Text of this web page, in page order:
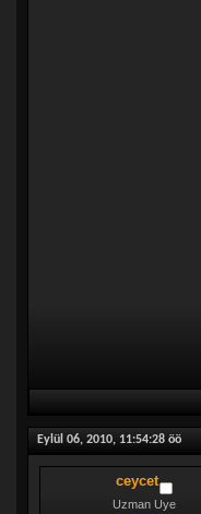
Eylül 06, 2010, 11:54:28 öö
ceycet
Uzman Uye